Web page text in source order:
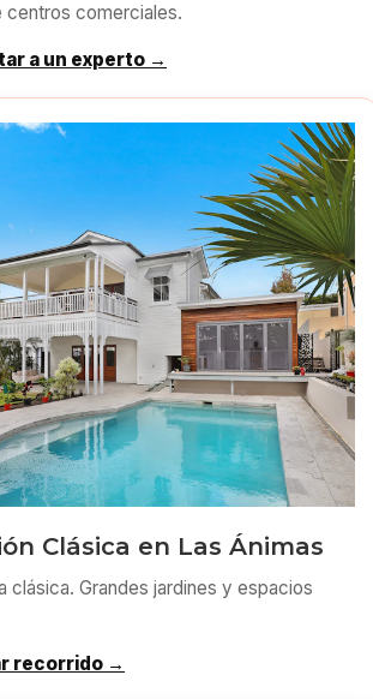
centros comerciales.
a un experto →
Clásica en Las Ánimas
clásica. Grandes jardines y espacios
recorrido →